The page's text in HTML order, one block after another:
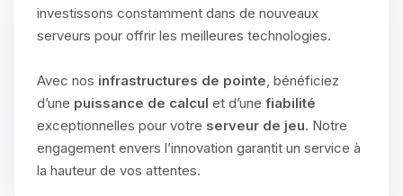
investissons constamment dans de nouveaux
serveurs pour offrir les meilleures technologies.
Avec nos infrastructures de pointe, bénéficiez
d’une puissance de calcul et d’une fiabilité
exceptionnelles pour votre serveur de jeu. Notre
engagement envers l’innovation garantit un service à
la hauteur de vos attentes.